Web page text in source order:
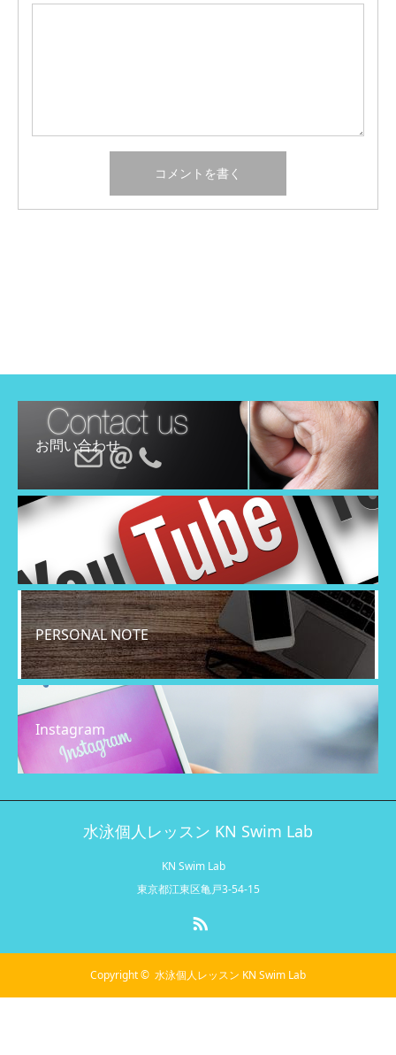
お問い合わせ
PERSONAL NOTE
Instagram
水泳個人レッスン KN Swim Lab
KN Swim Lab
東京都江東区亀戸3-54-15
Copyright © 水泳個人レッスン KN Swim Lab